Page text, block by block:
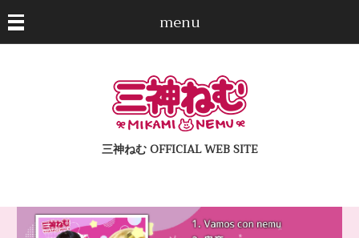
menu
三神ねむ OFFICIAL WEB SITE